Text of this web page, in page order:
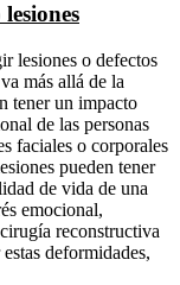
lesiones o defectos
más allá de la
tener un impacto
de las personas
faciales o corporales
pueden tener
de vida de una
emocional,
reconstructiva
deformidades,